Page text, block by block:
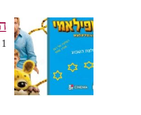
1 באוגוסט 2026